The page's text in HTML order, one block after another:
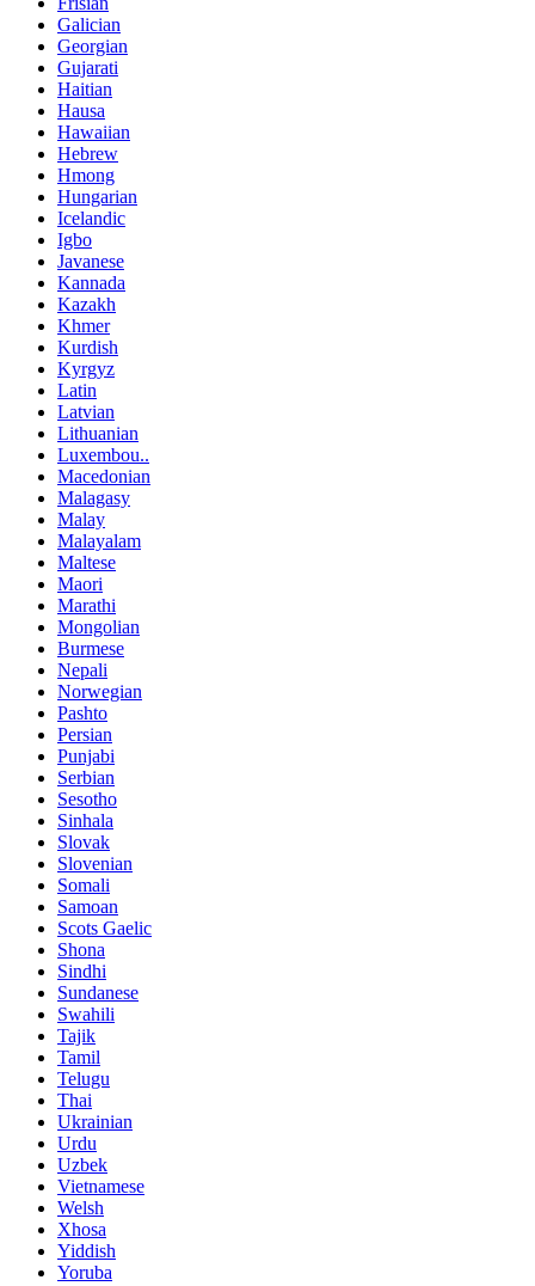
Galician
Georgian
Gujarati
Haitian
Hausa
Hawaiian
Hebrew
Hmong
Hungarian
Icelandic
Igbo
Javanese
Kannada
Kazakh
Khmer
Kurdish
Kyrgyz
Latin
Latvian
Lithuanian
Luxembou..
Macedonian
Malagasy
Malay
Malayalam
Maltese
Maori
Marathi
Mongolian
Burmese
Nepali
Norwegian
Pashto
Persian
Punjabi
Serbian
Sesotho
Sinhala
Slovak
Slovenian
Somali
Samoan
Scots Gaelic
Shona
Sindhi
Sundanese
Swahili
Tajik
Tamil
Telugu
Thai
Ukrainian
Urdu
Uzbek
Vietnamese
Welsh
Xhosa
Yiddish
Yoruba